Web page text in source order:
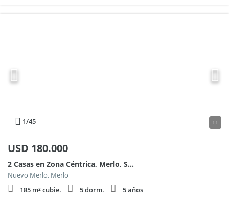
1/45 11
USD 180.000
2 Casas en Zona Céntrica, Merlo, San Luis
Nuevo Merlo, Merlo
185 m² cubie.
5 dorm.
5 años